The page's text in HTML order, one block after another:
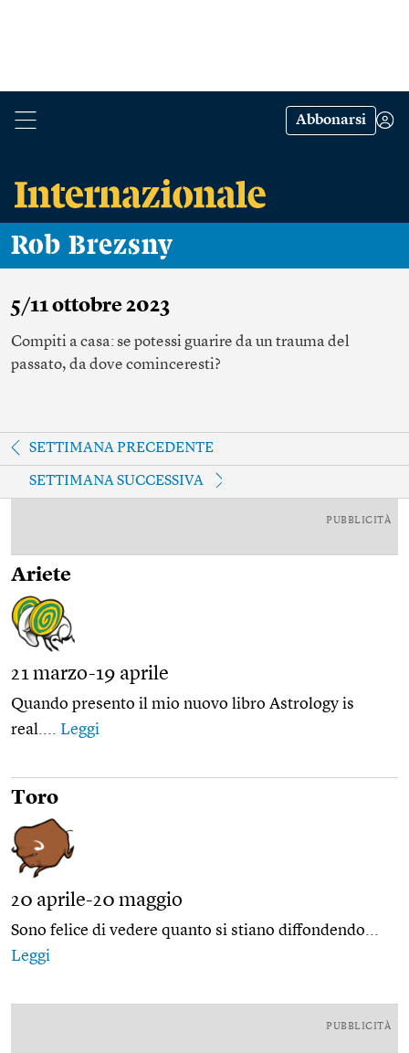
Abbonarsi
Rob Brezsny
5/11 ottobre 2023
Compiti a casa: se potessi guarire da un trauma del
passato, da dove cominceresti?
SETTIMANA PRECEDENTE
SETTIMANA SUCCESSIVA
PUBBLICITÀ
Ariete
21 marzo-19 aprile
Quando presento il mio nuovo libro Astrology is
real.... Leggi
Toro
20 aprile-20 maggio
Sono felice di vedere quanto si stiano diffondendo...
Leggi
PUBBLICITÀ